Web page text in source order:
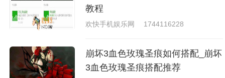
教程
欢快手机娱乐网 1744116228
崩坏3血色玫瑰圣痕如何搭配_崩坏
3血色玫瑰圣痕搭配推荐